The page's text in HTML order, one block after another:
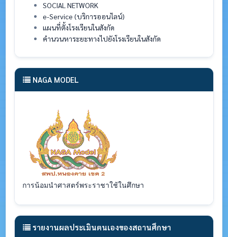
SOCIAL NETWORK
e-Service (บริการออนไลน์)
แผนที่ตั้งโรงเรียนในสังกัด
คำนวนหาระยะทางไปยังโรงเรียนในสังกัด
NAGA MODEL
การน้อมนำศาสตร์พระราชาใช้ในศึกษา
รายงานผลประเมินตนเองของสถานศึกษา